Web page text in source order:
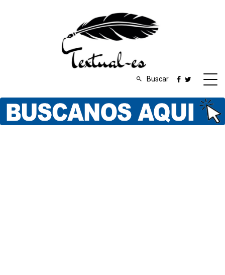
Buscar